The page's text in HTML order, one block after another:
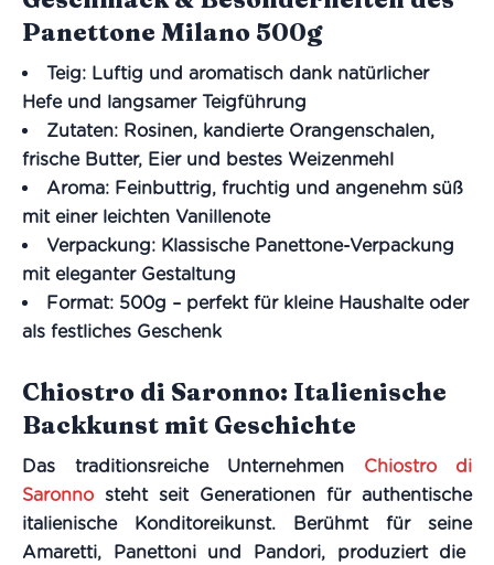
Panettone Milano 500g
Teig: Luftig und aromatisch dank natürlicher
Hefe und langsamer Teigführung
Zutaten: Rosinen, kandierte Orangenschalen,
frische Butter, Eier und bestes Weizenmehl
Aroma: Feinbuttrig, fruchtig und angenehm süß
mit einer leichten Vanillenote
Verpackung: Klassische Panettone-Verpackung
mit eleganter Gestaltung
Format: 500g – perfekt für kleine Haushalte oder
als festliches Geschenk
Chiostro di Saronno: Italienische
Backkunst mit Geschichte
Das traditionsreiche Unternehmen Chiostro di
Saronno steht seit Generationen für authentische
italienische Konditoreikunst. Berühmt für seine
Amaretti, Panettoniund Pandori, produziert die